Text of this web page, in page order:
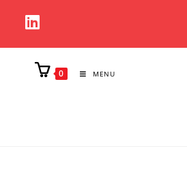
0 MENU